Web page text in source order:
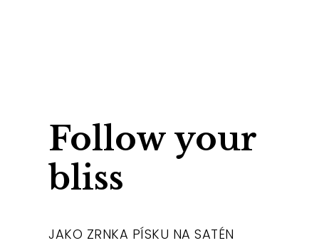
Follow your
bliss
JAKO ZRNKA PÍSKU NA SATÉN